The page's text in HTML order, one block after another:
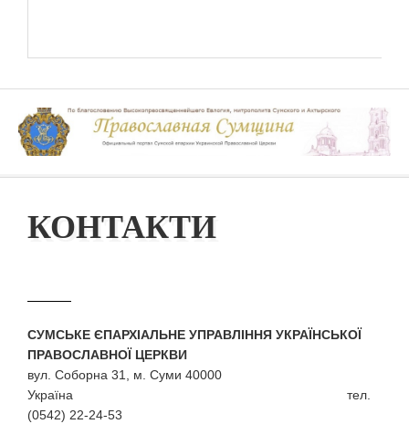
КОНТАКТИ
СУМСЬКЕ ЄПАРХІАЛЬНЕ УПРАВЛІННЯ УКРАЇНСЬКОЇ
ПРАВОСЛАВНОЇ ЦЕРКВИ
вул. Соборна 31, м. Суми 40000
Україна тел.
(0542) 22-24-53